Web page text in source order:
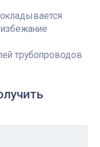
трубопроводов